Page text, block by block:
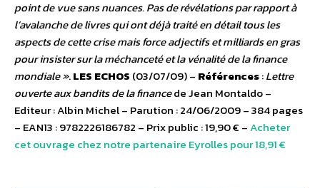
point de vue sans nuances. Pas de révélations par rapport à
l’avalanche de livres qui ont déjà traité en détail tous les
aspects de cette crise mais force adjectifs et milliards en gras
pour insister sur la méchanceté et la vénalité de la finance
mondiale ».LES ECHOS (03/07/09) – Références:Lettre
ouverte aux bandits de la financede Jean Montaldo –
Editeur : Albin Michel – Parution : 24/06/2009 – 384 pages
– EAN13 : 9782226186782 – Prix public : 19,90 € –Acheter
cet ouvrage chez notre partenaire Eyrolles pour 18,91 €